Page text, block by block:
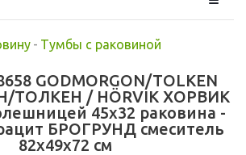
- Тумбы с раковиной
GODMORGON/TOLKEN
/ HÖRVIK ХОРВИК
45x32 раковина -
БРОГРУНД смеситель
82x49x72 см